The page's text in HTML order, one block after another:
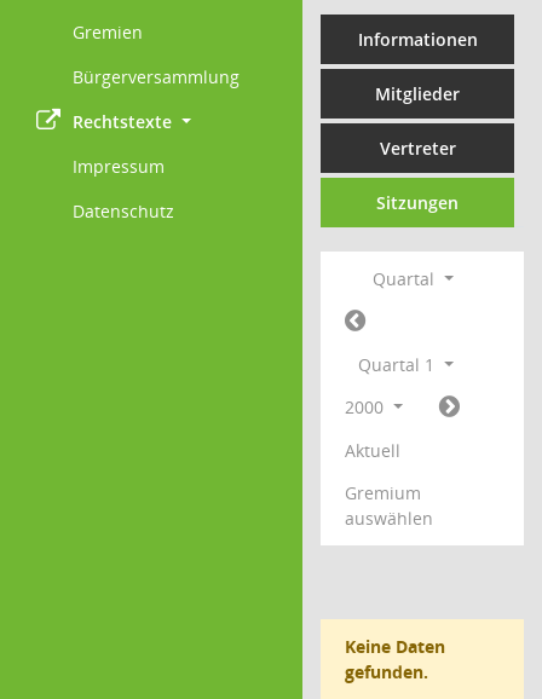
Gremien
Bürgerversammlung
Rechtstexte
Impressum
Datenschutz
Informationen
Mitglieder
Vertreter
Sitzungen
Quartal
Quartal 1
2000
Aktuell
Gremium
auswählen
Keine Daten
gefunden.